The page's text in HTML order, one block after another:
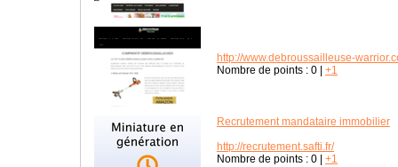
http://www.debroussailleuse-
Nombre de points : 0 +1
Recrutement mandataire immobilier
http://recrutement.safti.fr/
Nombre de points : 0 +1